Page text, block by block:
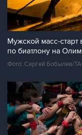
Мужской масс-
по биатлону на
Фото: Сергей Бобылев/